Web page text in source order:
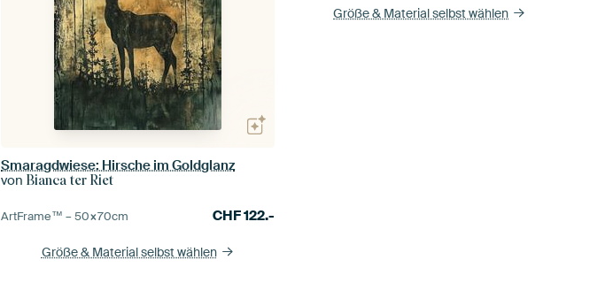
Smaragdwiese: Hirsche im Goldglanz
vonBianca ter Riet
ArtFrame™ –50×70cm CHF122.-
Größe & Material selbst wählen
Größe & Material selbst wählen